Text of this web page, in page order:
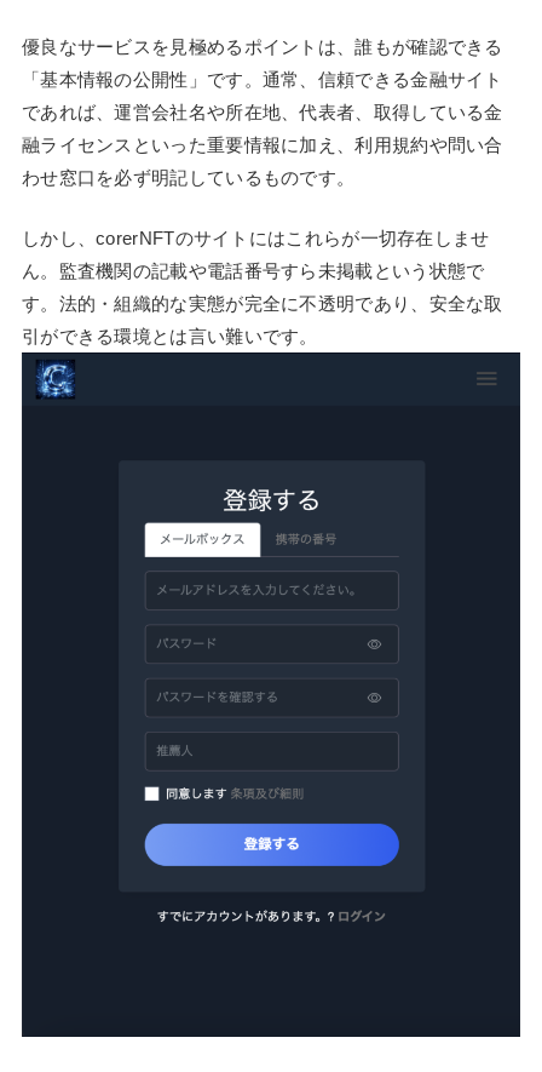
優良なサービスを見極めるポイントは、誰もが確認できる
「基本情報の公開性」です。通常、信頼できる金融サイト
であれば、運営会社名や所在地、代表者、取得している金
融ライセンスといった重要情報に加え、利用規約や問い合
わせ窓口を必ず明記しているものです。
しかし、corerNFTのサイトにはこれらが一切存在しませ
ん。監査機関の記載や電話番号すら未掲載という状態で
す。法的・組織的な実態が完全に不透明であり、安全な取
引ができる環境とは言い難いです。